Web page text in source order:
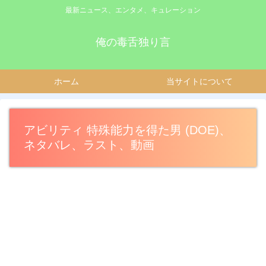
最新ニュース、エンタメ、キュレーション
俺の毒舌独り言
ホーム 当サイトについて
アビリティ 特殊能力を得た男 (DOE)、
ネタバレ、ラスト、動画